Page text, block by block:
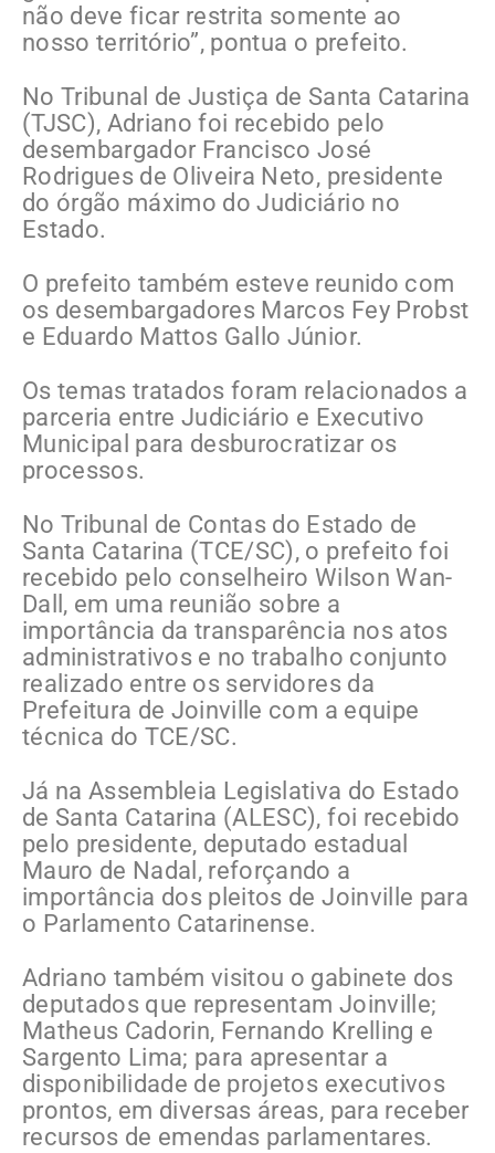
não deve ficar restrita somente ao
nosso território”, pontua o prefeito.
No Tribunal de Justiça de Santa Catarina
(TJSC), Adriano foi recebido pelo
desembargador Francisco José
Rodrigues de Oliveira Neto, presidente
do órgão máximo do Judiciário no
Estado.
O prefeito também esteve reunido com
os desembargadores Marcos Fey Probst
e Eduardo Mattos Gallo Júnior.
Os temas tratados foram relacionados a
parceria entre Judiciário e Executivo
Municipal para desburocratizar os
processos.
No Tribunal de Contas do Estado de
Santa Catarina (TCE/SC), o prefeito foi
recebido pelo conselheiro Wilson Wan-
Dall, em uma reunião sobre a
importância da transparência nos atos
administrativos e no trabalho conjunto
realizado entre os servidores da
Prefeitura de Joinville com a equipe
técnica do TCE/SC.
Já na Assembleia Legislativa do Estado
de Santa Catarina (ALESC), foi recebido
pelo presidente, deputado estadual
Mauro de Nadal, reforçando a
importância dos pleitos de Joinville para
o Parlamento Catarinense.
Adriano também visitou o gabinete dos
deputados que representam Joinville;
Matheus Cadorin, Fernando Krelling e
Sargento Lima; para apresentar a
disponibilidade de projetos executivos
prontos, em diversas áreas, para receber
recursos de emendas parlamentares.